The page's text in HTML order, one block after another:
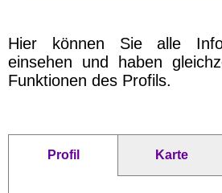
Hier können Sie alle
einsehen und haben
Funktionen des Profils.
Profil Karte